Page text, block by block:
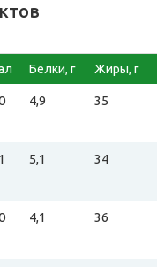
Белки, г Жиры, г
4,9 35
5,1 34
4,1 36